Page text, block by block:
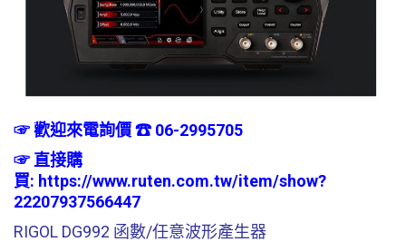
☞ 歡迎來電詢價 ☎ 06-2995705
☞直接購
買: https://www.ruten.com.tw/item/show?
22207937566447
RIGOL DG992 函數/任意波形產生器